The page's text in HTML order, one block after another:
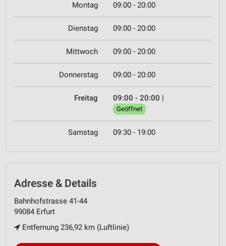
Montag 09:00 - 20:00
Dienstag 09:00 - 20:00
Mittwoch 09:00 - 20:00
Donnerstag 09:00 - 20:00
Freitag 09:00 - 20:00 |
Geöffnet
Samstag 09:30 - 19:00
Adresse & Details
Bahnhofstrasse 41-44
99084 Erfurt
Entfernung 236,92 km (Luftlinie)